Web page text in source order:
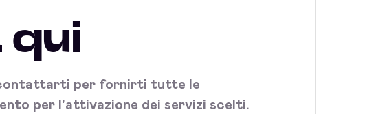
qui
contattarti per fornirti tutte le
per l'attivazione dei servizi scelti.